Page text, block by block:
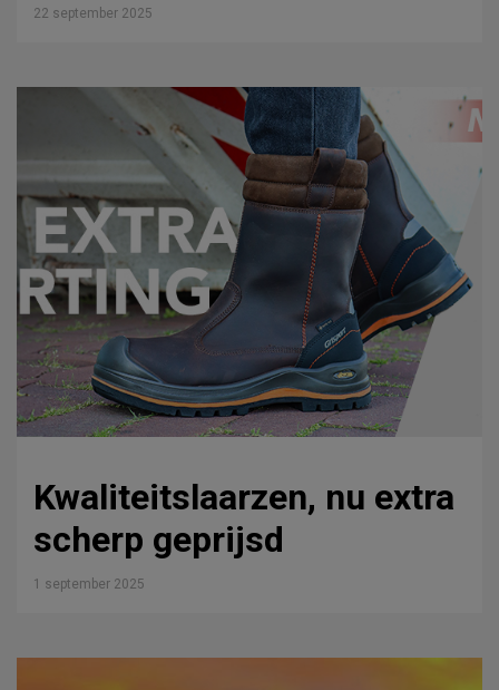
22 september 2025
Kwaliteitslaarzen, nu extra
scherp geprijsd
1 september 2025